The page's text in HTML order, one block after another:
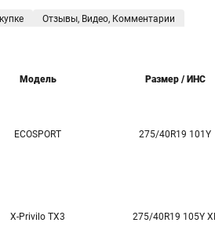
Отзывы, Видео, Комментарии
Модель Размер / ИНС
ECOSPORT 275/40R19 101Y
X-Privilo TX3 275/40R19 105Y